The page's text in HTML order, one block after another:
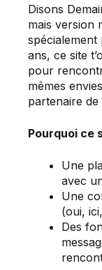
Disons
mais version
spécialement
ans, ce site
pour
mêmes
partenaire de
Pourquoi ce
Une
avec
Une
(oui,
Des